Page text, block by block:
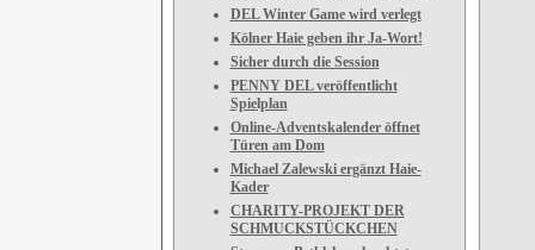
DEL Winter Game wird verlegt
Kölner Haie geben ihr Ja-Wort!
Sicher durch die Session
PENNY DEL veröffentlicht
Spielplan
Online-Adventskalender öffnet
Türen am Dom
Michael Zalewski ergänzt Haie-
Kader
CHARITY-PROJEKT DER
SCHMUCKSTÜCKCHEN